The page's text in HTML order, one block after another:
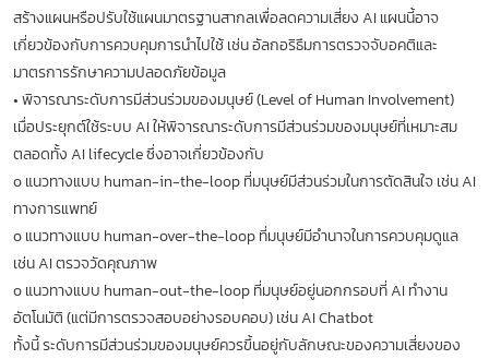
สร้างแผนหรือปรับใช้แผนมาตรฐานสากลเพื่อลดความเสี่ยง AI แผนนี้อาจ
เกี่ยวข้องกับการควบคุมการนำไปใช้ เช่น อัลกอริธึมการตรวจจับอคติและ
มาตรการรักษาความปลอดภัยข้อมูล
•พิจารณาระดับการมีส่วนร่วมของมนุษย์ (Level of Human Involvement)
เมื่อประยุกต์ใช้ระบบ AI ให้พิจารณาระดับการมีส่วนร่วมของมนุษย์ที่เหมาะสม
ตลอดทั้ง AI lifecycle ซึ่งอาจเกี่ยวข้องกับ
oแนวทางแบบ human-in-the-loop ที่มนุษย์มีส่วนร่วมในการตัดสินใจ เช่น AI
ทางการแพทย์
oแนวทางแบบ human-over-the-loop ที่มนุษย์มีอำนาจในการควบคุมดูแล
เช่น AI ตรวจวัดคุณภาพ
oแนวทางแบบ human-out-the-loop ที่มนุษย์อยู่นอกกรอบที่ AI ทำงาน
อัตโนมัติ (แต่มีการตรวจสอบอย่างรอบคอบ) เช่น AI Chatbot
ทั้งนี้ ระดับการมีส่วนร่วมของมนุษย์ควรขึ้นอยู่กับลักษณะของความเสี่ยงของ